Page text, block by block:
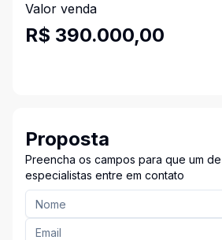
Valor venda
R$ 390.000,00
Proposta
Preencha os campos para que um
especialistas entre em contato